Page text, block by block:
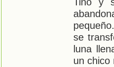
se
luna
un chico